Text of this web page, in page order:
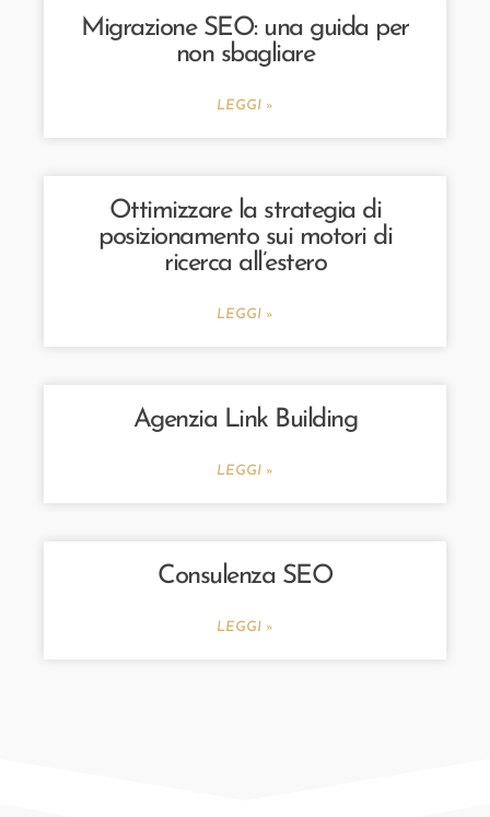
Migrazione SEO: una guida per
non sbagliare
LEGGI »
Ottimizzare la strategia di
posizionamento sui motori di
ricerca all’estero
LEGGI »
Agenzia Link Building
LEGGI »
Consulenza SEO
LEGGI »